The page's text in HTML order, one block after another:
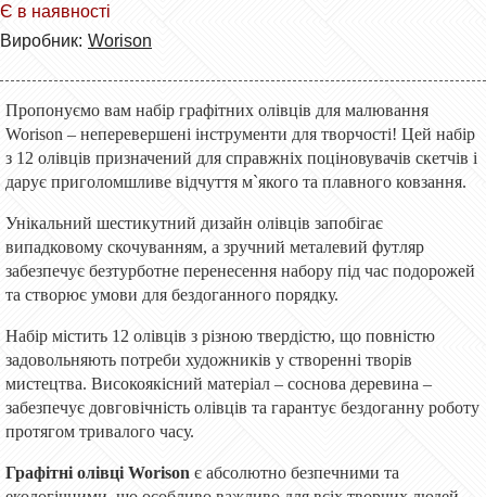
Є в наявності
Виробник: Worison
Пропонуємо вам набір графітних олівців для малювання
Worison – неперевершені інструменти для творчості! Цей набір
з 12 олівців призначений для справжніх поціновувачів скетчів і
дарує приголомшливе відчуття м`якого та плавного ковзання.
Унікальний шестикутний дизайн олівців запобігає
випадковому скочуванням, а зручний металевий футляр
забезпечує безтурботне перенесення набору під час подорожей
та створює умови для бездоганного порядку.
Набір містить 12 олівців з різною твердістю, що повністю
задовольняють потреби художників у створенні творів
мистецтва. Високоякісний матеріал – соснова деревина –
забезпечує довговічність олівців та гарантує бездоганну роботу
протягом тривалого часу.
Графітні олівці Worison є абсолютно безпечними та